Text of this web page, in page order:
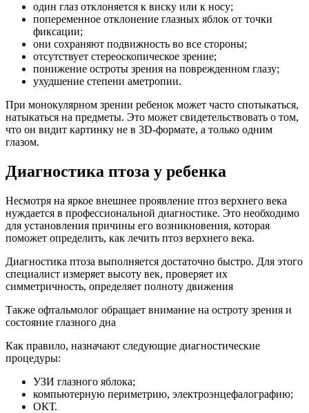
один глаз отклоняется к виску или к носу;
попеременное отклонение глазных яблок от точки
фиксации;
они сохраняют подвижность во все стороны;
отсутствует стереоскопическое зрение;
понижение остроты зрения на поврежденном глазу;
ухудшение степени аметропии.
При монокулярном зрении ребенок может часто спотыкаться,
натыкаться на предметы. Это может свидетельствовать о том,
что он видит картинку не в 3D-формате, а только одним
глазом.
Диагностика птоза у ребенка
Несмотря на яркое внешнее проявление птоз верхнего века
нуждается в профессиональной диагностике. Это необходимо
для установления причины его возникновения, которая
поможет определить, как лечить птоз верхнего века.
Диагностика птоза выполняется достаточно быстро. Для этого
специалист измеряет высоту век, проверяет их
симметричность, определяет полноту движения
Также офтальмолог обращает внимание на остроту зрения и
состояние глазного дна
Как правило, назначают следующие диагностические
процедуры:
УЗИ глазного яблока;
компьютерную периметрию, электроэнцефалографию;
ОКТ.